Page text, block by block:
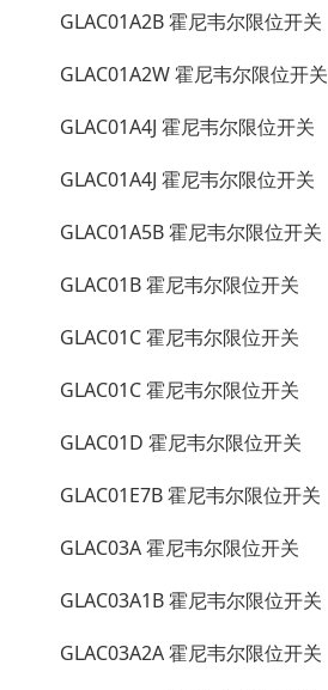
GLAC01A2B 霍尼韦尔限位开关
GLAC01A2W 霍尼韦尔限位开关
GLAC01A4J 霍尼韦尔限位开关
GLAC01A4J 霍尼韦尔限位开关
GLAC01A5B 霍尼韦尔限位开关
GLAC01B 霍尼韦尔限位开关
GLAC01C 霍尼韦尔限位开关
GLAC01C 霍尼韦尔限位开关
GLAC01D 霍尼韦尔限位开关
GLAC01E7B 霍尼韦尔限位开关
GLAC03A 霍尼韦尔限位开关
GLAC03A1B 霍尼韦尔限位开关
GLAC03A2A 霍尼韦尔限位开关